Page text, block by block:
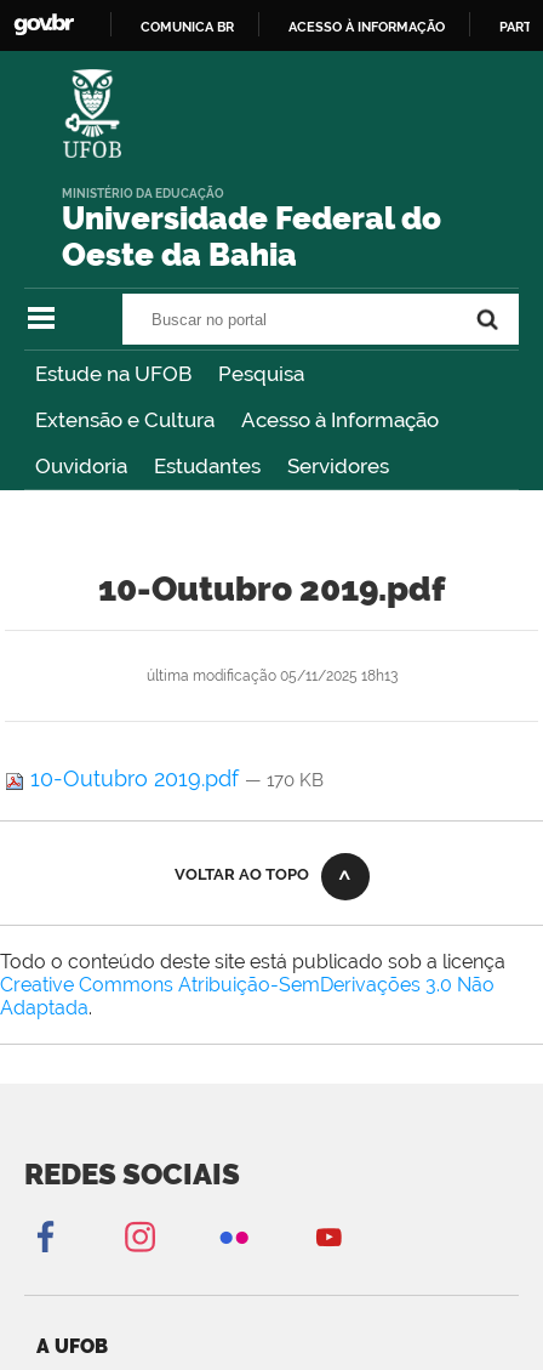
COMUNICA BR ACESSO À INFORMAÇÃO
Universidade Federal do
Oeste da Bahia
MINISTÉRIO DA EDUCAÇÃO
Estude na UFOB
Pesquisa
Extensão e Cultura
Acesso à Informação
Ouvidoria
Estudantes Servidores
10-Outubro 2019.pdf
última modificação05/11/2025 18h13
10-Outubro 2019.pdf — 170 KB
VOLTAR AO TOPO
Todo o conteúdo deste site está publicado sob a licença
Creative Commons Atribuição-SemDerivações 3.0 Não
Adaptada.
REDES SOCIAIS
A UFOB